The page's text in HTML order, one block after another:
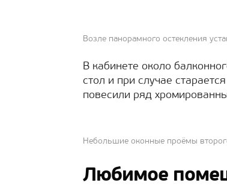
Возле панорамного остекления
В кабинете около
стол и при случае
повесили ряд
Небольшие оконные проёмы
Любимое